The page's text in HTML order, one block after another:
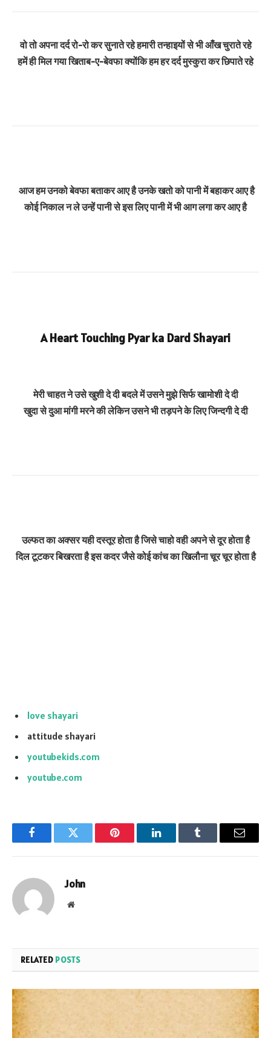
वो तो अपना दर्द रो-रो कर सुनाते रहेहमारी तन्हाइयों से भी आँख चुराते रहे
हमें ही मिल गया खिताब-ए-बेवफा क्योंकिहम हर दर्द मुस्कुरा कर छिपाते रहे
आज हम उनको बेवफा बताकर आए हैउनके खतो को पानी में बहाकर आए है
कोई निकाल न ले उन्हें पानी सेइस लिए पानी में भी आग लगा कर आए है
A Heart Touching Pyar ka Dard Shayari
मेरी चाहत ने उसे खुशी दे दी बदले में उसने मुझे सिर्फ खामोशी दे दी
खुदा से दुआ मांगी मरने की लेकिन उसने भी तड़पने के लिए जिन्दगी दे दी
उल्फत का अक्सर यही दस्तूर होता है जिसे चाहो वही अपने से दूर होता है
दिल टूटकर बिखरता है इस कदर जैसे कोई कांच का खिलौना चूर चूर होता है
love shayari
attitude shayari
youtubekids.com
youtube.com
FacebookTwitter Pinterest LinkedInTumblr Email
John
Website
RELATED POSTS